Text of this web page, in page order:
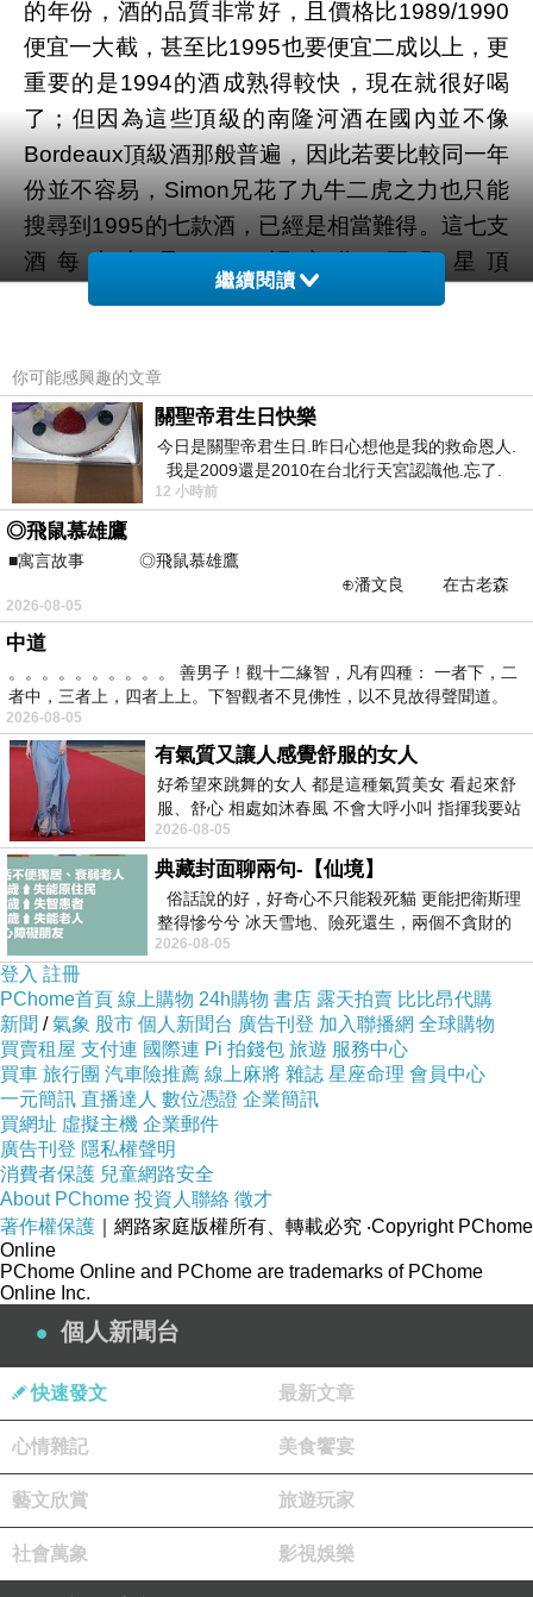
的年份，酒的品質非常好，且價格比1989/1990
便宜一大截，甚至比1995也要便宜二成以上，更
重要的是1994的酒成熟得較快，現在就很好喝
了；但因為這些頂級的南隆河酒在國內並不像
Bordeaux頂級酒那般普遍，因此若要比較同一年
份並不容易，Simon兄花了九牛二虎之力也只能
搜尋到1995的七款酒，已經是相當難得。這七支
酒每支都是Parker認定為”五顆星頂
級”(outstanding)的Chateauneuf- du-Pape，評
價都超過NT$1400，其中1995 Chateau
Beaucastel ”Hommage A Jacques Perrin”與
1995 Chateau Rayas 更是每瓶超過台幣一萬元
(此酒去年一月在TCWC的拍賣成交價就已達美金
320元)，算得上是南隆河的液體黃金！以下是酒
單、評分與美金價格:
1.1995 Chapoutier ”Barbe Rac” (Parker’s:93,
WS:88), US$80
2.1995 Chateau Beaucastel ”Hommage A
Jacques Perrin”(Parker’s:96, WS:95),US$210
3.1995 Chateau Rayas (Parker’s:99), US$320
4.1995 Domaine de la Janasse ”Vieilles
Vignes” (Parker’s:93), US$42
5.1995 Vieux Donjon (Parker’s:91, WS:78),
US$30
6.1995 Domaine du Vieux Telegraphe
(Parker’s:93), US$40
7.1995 Chateau Beaucastel (Parker’s:93,
WS:92), US$50
由於南隆河酒是我個人的最愛之一，所以由小弟
我作了簡單的開場介紹，並由陳律師對
Chateauneuf-du-Pape作了精彩的說明，接著大
家就開始進行Blind Tasting。雖然是1995的年輕
酒，但誠如黃教授所說的:這次的酒款品質很整
齊，支支都極好，而且變化的幅度很大。我個人
認為這次是少數每支酒都具高水準的一次品酒會
(另一次是義大利酒品嚐會)，不但每支酒都香氣
充足、口感甜美，而且每支酒餘韻都很長。以下
是眾人的意見匯整:
吳小姐對每支都很滿意，但覺得二號酒最好；葉
醫師也婦唱夫隨，持相同看法，認為二號酒結構
極好，有蕩婦卡門一般的風騷與野性美!鉅堂兄也
繼續閱讀
你可能感興趣的文章
關聖帝君生日快樂
今日是關聖帝君生日.昨日心想他是我的救命恩人.
我是2009還是2010在台北行天宮認識他.忘了.
一個奇摩交友的網友學
12 小時前
◎飛鼠慕雄鷹
■寓言故事 ◎飛鼠慕雄鷹
⊕潘文良 在古老森
林的底層，住著一隻小飛鼠
2026-08-05
中道
。。。。。。。。。。 善男子！觀十二緣智，凡有四種： 一者下，二
者中，三者上，四者上上。下智觀者不見佛性，以不見故得聲聞道。
2026-08-05
有氣質又讓人感覺舒服的女人
好希望來跳舞的女人 都是這種氣質美女 看起來舒
服、舒心 相處如沐春風 不會大呼小叫 指揮我要站
哪個位子 妳老幾？？
2026-08-05
典藏封面聊兩句-【仙境】
俗話說的好，好奇心不只能殺死貓 更能把衛斯理
整得慘兮兮 冰天雪地、險死還生，兩個不貪財的
人尋什麼寶？ 人家追尋愛情還
2026-08-05
登入 註冊
PChome首頁 線上購物 24h購物 書店 露天拍賣 比比昂代購
新聞 /氣象 股市 個人新聞台 廣告刊登 加入聯播網 全球購物
買賣租屋 支付連 國際連 Pi 拍錢包 旅遊 服務中心
買車 旅行團 汽車險推薦 線上麻將 雜誌 星座命理 會員中心
一元簡訊 直播達人 數位憑證 企業簡訊
買網址 虛擬主機 企業郵件
廣告刊登 隱私權聲明
消費者保護 兒童網路安全
About PChome 投資人聯絡 徵才
著作權保護 ｜網路家庭版權所有、轉載必究 ‧Copyright PChome
Online
PChome Online and PChome are trademarks of PChome
Online Inc.
個人新聞台
快速發文 最新文章
心情雜記 美食饗宴
藝文欣賞 旅遊玩家
社會萬象 影視娛樂